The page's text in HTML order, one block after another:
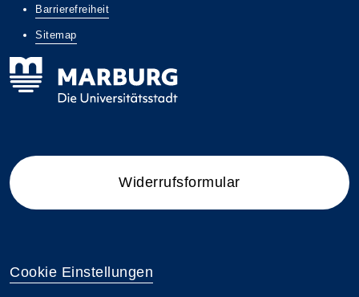
Barrierefreiheit
Sitemap
Widerrufsformular
Cookie Einstellungen